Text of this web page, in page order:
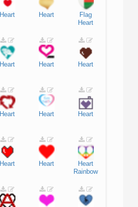
Heart Heart
Flag
Heart
Heart Heart Heart
Heart Heart Heart
Heart Heart
Heart
Rainbow